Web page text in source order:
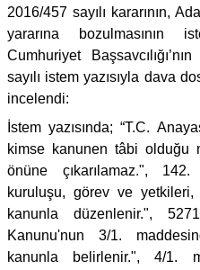
2016/457 sayılı kararının,
yararına bozulmasının
Cumhuriyet
sayılı istem yazısıyla dava
incelendi:
İstem yazısında; “T.C.
kimse kanunen tâbi olduğu
önüne çıkarılamaz.",
kuruluşu, görev ve
kanunla düzenlenir.",
Kanunu'nun 3/1.
kanunla belirlenir.", 4/1.